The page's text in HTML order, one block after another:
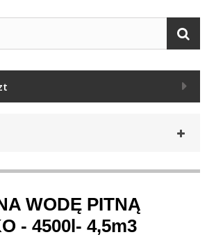
WODĘ PITNĄ
- 4500l- 4,5m3